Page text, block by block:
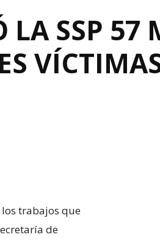
SSP 57
trabajos que
de